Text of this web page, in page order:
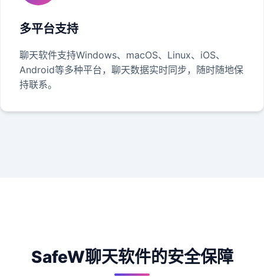
多平台支持
聊天软件支持Windows、macOS、Linux、iOS、
Android等多种平台，聊天数据实时同步，随时随地保
持联系。
SafeW聊天软件的安全保障